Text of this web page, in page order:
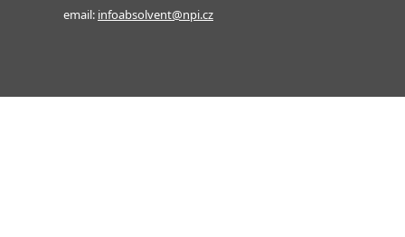
email: infoabsolvent@npi.cz